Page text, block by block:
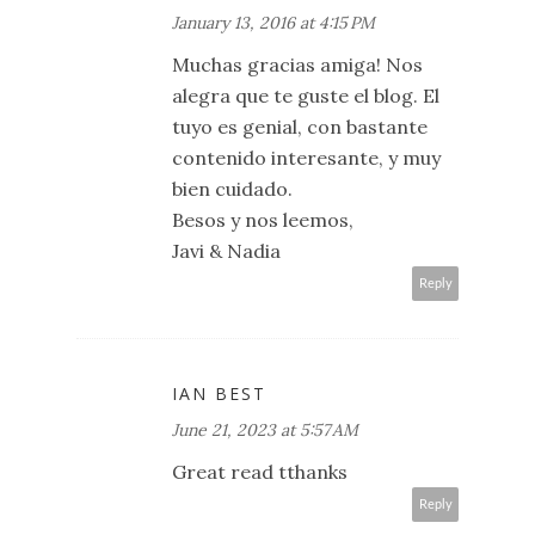
January 13, 2016 at 4:15 PM
Muchas gracias amiga! Nos
alegra que te guste el blog. El
tuyo es genial, con bastante
contenido interesante, y muy
bien cuidado.
Besos y nos leemos,
Javi & Nadia
Reply
IAN BEST
June 21, 2023 at 5:57 AM
Great read tthanks
Reply